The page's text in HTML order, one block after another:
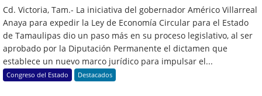
Cd. Victoria, Tam.- La iniciativa del gobernador Américo Villarreal
Anaya para expedir la Ley de Economía Circular para el Estado
de Tamaulipas dio un paso más en su proceso legislativo, al ser
aprobado por la Diputación Permanente el dictamen que
establece un nuevo marco jurídico para impulsar el...
Congreso del Estado Destacados